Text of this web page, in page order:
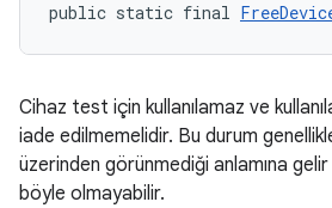
public static final
Cihaz test için kullanılamaz ve
iade edilmemelidir. Bu durum
üzerinden görünmediği anlamına
böyle olmayabilir.